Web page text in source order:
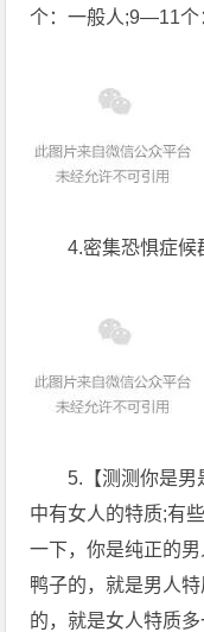
个：一般人;9—11个
4.密集恐惧症候
5.【测测你是
中有女人的特质;有
一下，你是纯正的
鸭子的，就是男人
的，就是女人特质多